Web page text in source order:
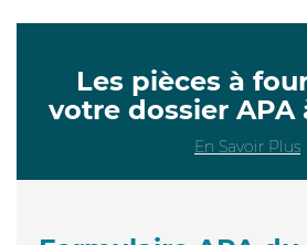
Les pièces à
votre dossier APA
En Savoir Plus